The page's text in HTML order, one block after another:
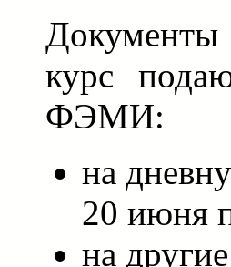
курс
ФЭМИ:
на
20 июня
на